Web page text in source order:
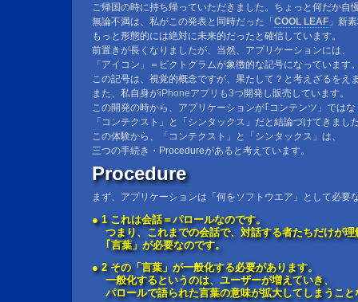
ご帰国の時に持ち帰っていただきました。ちょっと何だか自
無論不満は、私がこの発表と同時だった「 COOL LEAF 」新
もっと形態的には絶対に未来的だったと確信しています。
前置きが長くなりましたが、当然、アプリケーションには、
「アイコン」＝ピクトグラムが象徴的な記号になっています
この記号は、視覚的概念ですが、果たして？と考えざるをえ
また、私自身がiPhoneアプリも3つ開発し販売しています。
この開発の時から、アプリケーションが｢コンテンツ」ではな
「コンテクスト」と「シンタックス」だと結論づけてきまし
この体験から、「コンテクスト」と「シンタックス」は、
三つの手続き・Procedureがあると考えています。
Procedure
まず、アプリケーションは「何をソフトウエア」として必要
● 1 これは会話＝パロールなのです。
つまり、これまでの会話で、対話する者たちだけが理
｢言葉」が必要なのです。
● 2 その「言葉」が一般化する必要があります。
一般化するというのは、ユーザーが増えていき、
パロールで語られた言葉の意味が拡大してしまうこと